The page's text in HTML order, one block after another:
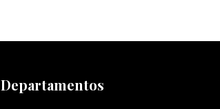
Departamentos